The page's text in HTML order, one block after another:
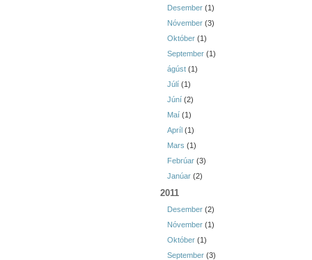
Desember (1)
Nóvember (3)
Október (1)
September (1)
ágúst (1)
Júlí (1)
Júní (2)
Maí (1)
Apríl (1)
Mars (1)
Febrúar (3)
Janúar (2)
2011
Desember (2)
Nóvember (1)
Október (1)
September (3)